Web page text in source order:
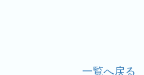
一覧へ戻る